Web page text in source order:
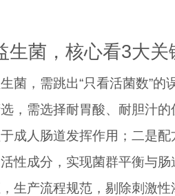
生菌，核心看3大关
菌，需跳出“只看活菌数”
，需选择耐胃酸、耐胆汁
成人肠道发挥作用；二是
性成分，实现菌群平衡与
生产流程规范，剔除刺激